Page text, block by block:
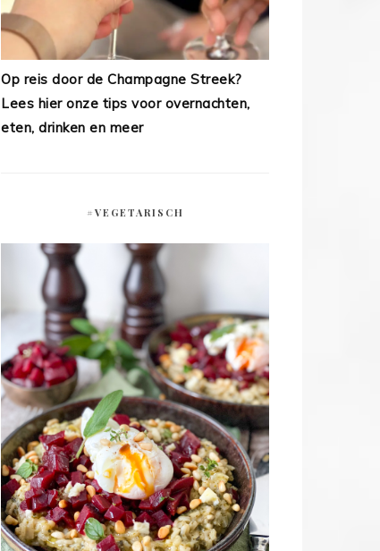
Op reis door de Champagne Streek?
Lees hier onze tips voor overnachten,
eten, drinken en meer
#VEGETARISCH